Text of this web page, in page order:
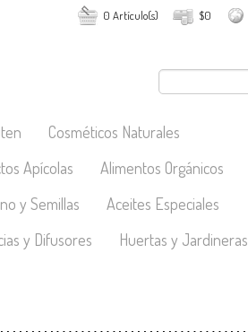
$0
0 Artículo(s)
Cosméticos Naturales
Apícolas
Alimentos Orgánicos
y Semillas
Aceites Especiales
y Difusores
Huertas y Jardineras